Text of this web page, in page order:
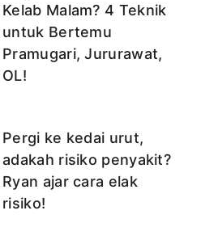
Kelab Malam? 4 Teknik
untuk Bertemu
Pramugari, Jururawat,
OL!
Pergi ke kedai urut,
adakah risiko penyakit?
Ryan ajar cara elak
risiko!